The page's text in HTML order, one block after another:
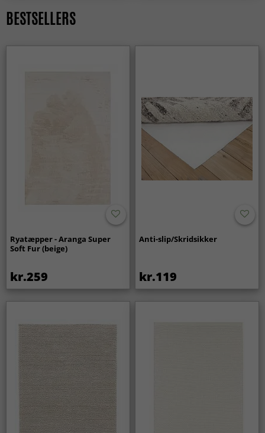
BESTSELLERS
Ryatæpper - Aranga Super
Soft Fur (beige)
kr.259
Anti-slip/Skridsikker
kr.119